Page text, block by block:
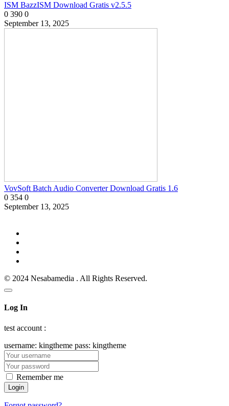
ISM BazzISM Download Gratis v2.5.5
0 390 0
September 13, 2025
VovSoft Batch Audio Converter Download Gratis 1.6
0 354 0
September 13, 2025
© 2024 Nesabamedia . All Rights Reserved.
Log In
test account :
username: kingtheme pass: kingtheme
Remember me